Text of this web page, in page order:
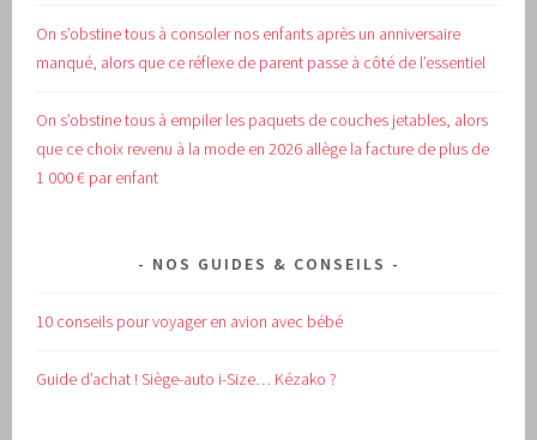
On s’obstine tous à consoler nos enfants après un anniversaire
manqué, alors que ce réflexe de parent passe à côté de l’essentiel
On s’obstine tous à empiler les paquets de couches jetables, alors
que ce choix revenu à la mode en 2026 allège la facture de plus de
1 000 € par enfant
NOS GUIDES & CONSEILS
10 conseils pour voyager en avion avec bébé
Guide d’achat !Siège-auto i-Size… Kézako ?